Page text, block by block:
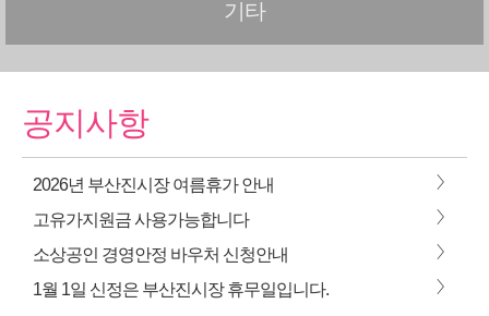
기타
공지사항
2026년 부산진시장 여름휴가 안내 >
고유가지원금 사용가능합니다 >
소상공인 경영안정 바우처 신청안내 >
1월 1일 신정은 부산진시장 휴무일입니다. >